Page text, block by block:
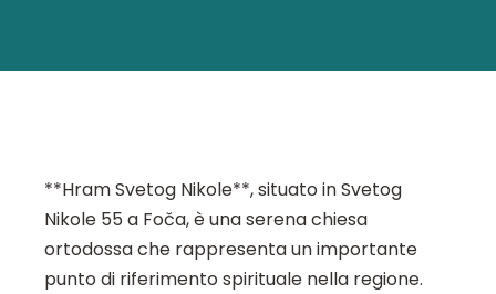
**Hram Svetog Nikole**, situato in Svetog
Nikole 55 a Foča, è una serena chiesa
ortodossa che rappresenta un importante
punto di riferimento spirituale nella regione.